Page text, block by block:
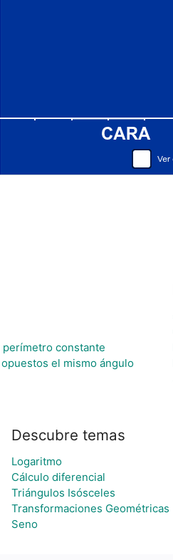
constante
el mismo ángulo
Descubre temas
Logaritmo
Cálculo diferencial
Triángulos Isósceles
Transformaciones Geométricas
Seno